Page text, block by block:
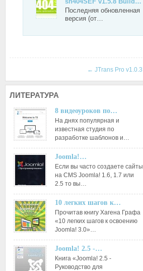
Последняя обновленная
версия (от…
← JTrans Pro v1.0.3
ЛИТЕРАТУРА
8 видеоуроков по…
На днях популярная и
известная студия по
разработке шаблонов и…
Joomla!…
Если вы часто создаете сайты
на CMS Joomla! 1.6, 1.7 или
2.5 то вы…
10 легких шагов к…
Прочитав книгу Хагена Графа
«10 легких шагов к освоению
Joomla! 3.0»…
Joomla! 2.5 -…
Книга «Joomla! 2.5 -
Руководство для